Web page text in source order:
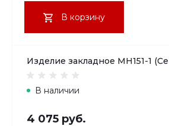
В корзину
Изделие закладное МН151-1
В наличии
4 075 руб.